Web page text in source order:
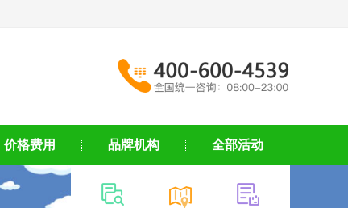
价格费用 品牌机构 全部活动